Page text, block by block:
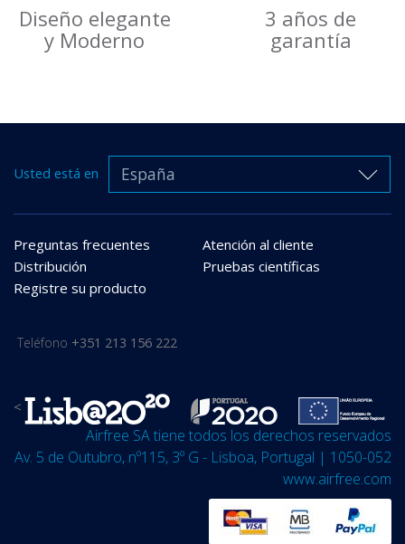
Diseño elegante
y Moderno
3 años de
garantía
Usted está en España
Preguntas frecuentes
Atención al cliente
Distribución
Pruebas científicas
Registre su producto
Teléfono +351 213 156 222
<
Airfree SA tiene todos los derechos reservados
Av. 5 de Outubro, nº115, 3º G - Lisboa, Portugal | 1050-052
www.airfree.com